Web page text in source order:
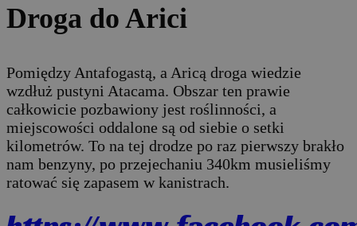
Droga do Arici
Pomiędzy Antafogastą, a Aricą droga wiedzie
wzdłuż pustyni Atacama. Obszar ten prawie
całkowicie pozbawiony jest roślinności, a
miejscowości oddalone są od siebie o setki
kilometrów. To na tej drodze po raz pierwszy brakło
nam benzyny, po przejechaniu 340km musieliśmy
ratować się zapasem w kanistrach.